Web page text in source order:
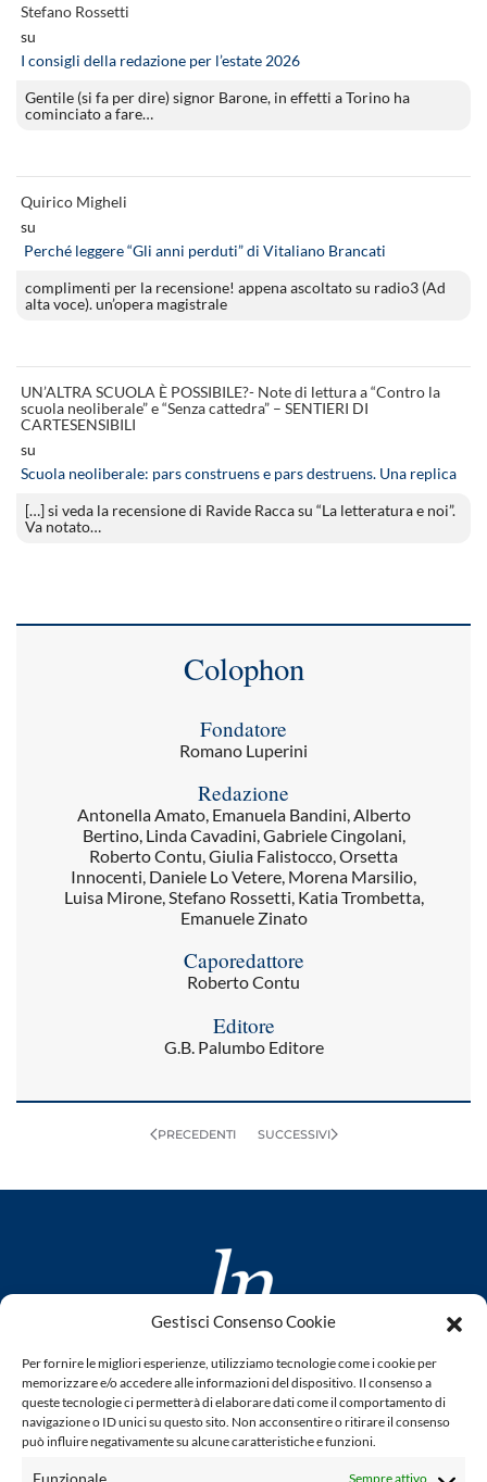
Gestisci Consenso Cookie
Per fornire le migliori esperienze, utilizziamo tecnologie come i cookie per
memorizzare e/o accedere alle informazioni del dispositivo. Il consenso a
queste tecnologie ci permetterà di elaborare dati come il comportamento di
navigazione o ID unici su questo sito. Non acconsentire o ritirare il consenso
può influire negativamente su alcune caratteristiche e funzioni.
Funzionale Sempre attivo
Stefano Rossetti
su
I consigli della redazione per l’estate 2026
Gentile (si fa per dire) signor Barone, in effetti a Torino ha
cominciato a fare…
Quirico Migheli
su
Perché leggere “Gli anni perduti” di Vitaliano Brancati
complimenti per la recensione! appena ascoltato su radio3 (Ad
alta voce). un’opera magistrale
UN’ALTRA SCUOLA È POSSIBILE?- Note di lettura a “Contro la
scuola neoliberale” e “Senza cattedra” – SENTIERI DI
CARTESENSIBILI
su
Scuola neoliberale: pars construens e pars destruens. Una replica
[…] si veda la recensione di Ravide Racca su “La letteratura e noi”.
Va notato…
Colophon
Fondatore
Romano Luperini
Redazione
Antonella Amato, Emanuela Bandini, Alberto
Bertino, Linda Cavadini, Gabriele Cingolani,
Roberto Contu, Giulia Falistocco, Orsetta
Innocenti, Daniele Lo Vetere, Morena Marsilio,
Luisa Mirone, Stefano Rossetti, Katia Trombetta,
Emanuele Zinato
Caporedattore
Roberto Contu
Editore
G.B. Palumbo Editore
PRECEDENTI SUCCESSIVI
www.laletteraturaenoi.it
fondato da Romano Luperini
Questo blog non rappresenta una testata giornalistica in
quanto viene aggiornato senza alcuna periodicità. Non può